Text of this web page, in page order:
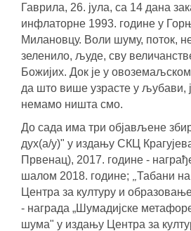
Гаврила, 26. јула, са 14 дана
инфлаторне 1993. године у
Милановцу. Воли шуму, поток,
зеленило, људе, сву
Божијих. Док је у
да што више узрасте у љубави,
немамо ништа смо.
До сада има три објављене
дух(а/у)" у издању СКЦ
Првенац), 2017. године -
шалом 2018. године; „Табани на
Центра за културу и
- награда „Шумадијске
шума" у издању Центра за